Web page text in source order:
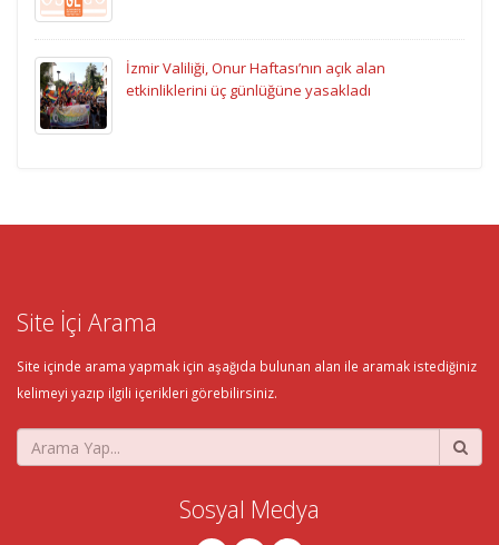
İzmir Valiliği, Onur Haftası’nın açık alan
etkinliklerini üç günlüğüne yasakladı
Site İçi Arama
Site içinde arama yapmak için aşağıda bulunan alan ile aramak istediğiniz
kelimeyi yazıp ilgili içerikleri görebilirsiniz.
Sosyal Medya